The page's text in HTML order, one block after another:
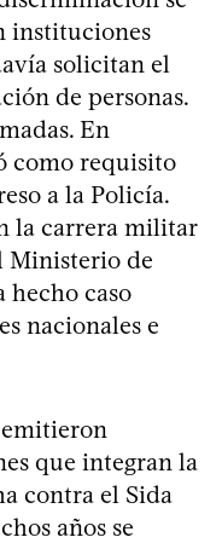
instituciones
solicitan el
de personas.
En
como requisito
a la Policía.
la carrera militar
Ministerio de
hecho caso
nacionales e
que integran la
contra el Sida
años se